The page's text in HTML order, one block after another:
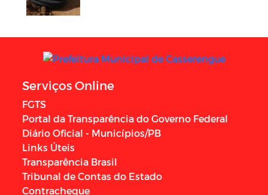
Serviços Online
FGTS
Portal da Transparência do Governo Federal
Diário Oficial - Municípios/PB
Links Úteis
Transparência Brasil
Tribunal de Contas do Estado
Contracheque